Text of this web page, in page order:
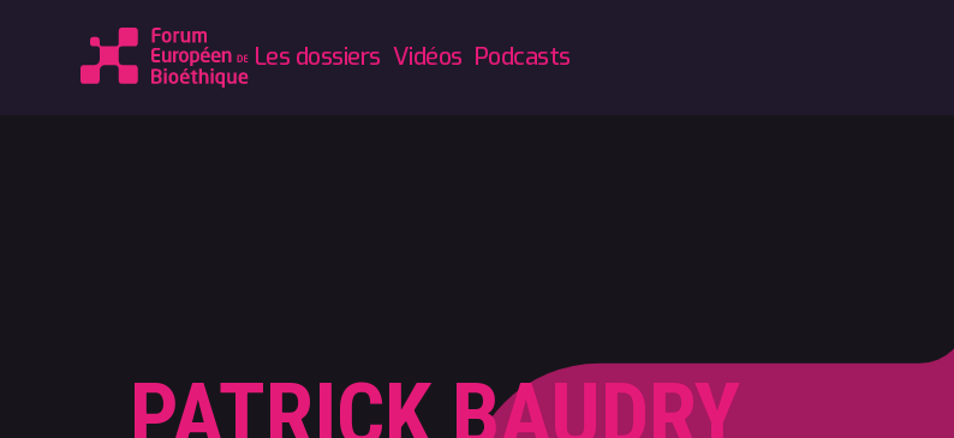
Les dossiers Vidéos Podcasts
PATRICK BAUDRY